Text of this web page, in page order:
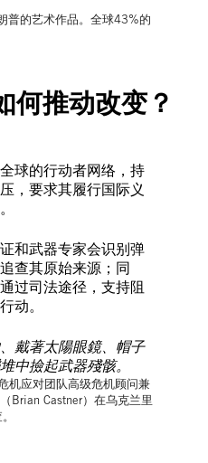
普的艺术作品。全球43%的
何推动改变？
球的行动者网络，持
，要求其履行国际义
和武器专家会识别弹
查其原始来源；同
过司法途径，支持阻
动。
机应对团队高级危机顾问兼
Brian Castner）在乌克兰里